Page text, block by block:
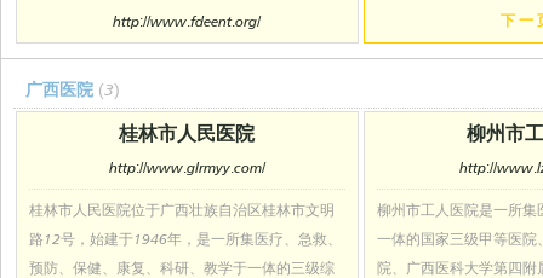
http://www.fdeent.org/ 下 一
广西医院 (3)
桂林市人民医院
http://www.glrmyy.com/
桂林市人民医院位于广西壮族自治区桂林市文明
路12号，始建于1946年，是一所集医疗、急救、
预防、保健、康复、科研、教学于一体的三级综
柳州市
http://
柳州市工人医院是一所集
一体的国家三级甲等医院
院、广西医科大学第四附